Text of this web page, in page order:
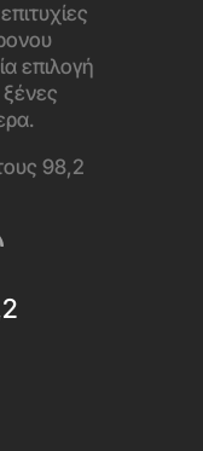
επιλογή
98,2